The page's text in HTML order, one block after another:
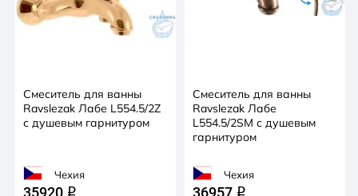
Смеситель для ванны
Ravslezak Лабе L554.5/2Z
с душевым гарнитуром
Чехия
35920 q
Смеситель для ванны
Ravslezak Лабе
L554.5/2SM с душевым
гарнитуром
Чехия
36957 q